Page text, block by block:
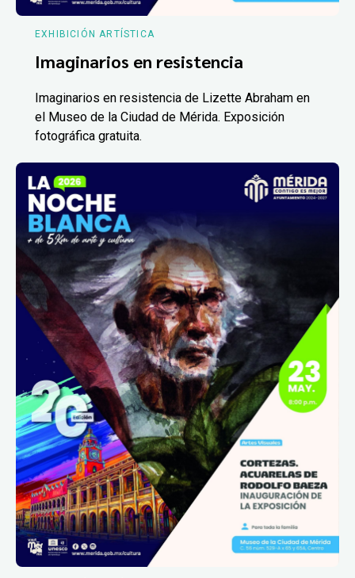
EXHIBICIÓN ARTÍSTICA
Imaginarios en resistencia
Imaginarios en resistencia de Lizette Abraham en
el Museo de la Ciudad de Mérida. Exposición
fotográfica gratuita.